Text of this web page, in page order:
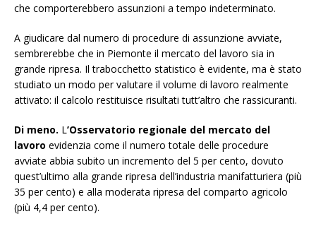
che comporterebbero assunzioni a tempo indeterminato.
A giudicare dal numero di procedure di assunzione avviate,
sembrerebbe che in Piemonte il mercato del lavoro sia in
grande ripresa. Il trabocchetto statistico è evidente, ma è stato
studiato un modo per valutare il volume di lavoro realmente
attivato: il calcolo restituisce risultati tutt’altro che rassicuranti.
Di meno. L’Osservatorio regionale del mercato del
lavoro evidenzia come il numero totale delle procedure
avviate abbia subito un incremento del 5 per cento, dovuto
quest’ultimo alla grande ripresa dell’industria manifatturiera (più
35 per cento) e alla moderata ripresa del comparto agricolo
(più 4,4 per cento).